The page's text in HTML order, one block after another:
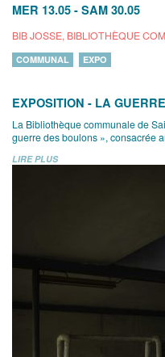
MER 13.05 - SAM 30.05
BIB JOSSE, BIBLIOTHÈQUE
COMMUNAL EXPO
EXPOSITION - LA
La Bibliothèque communale de
guerre des boulons », consacrée
LIRE PLUS